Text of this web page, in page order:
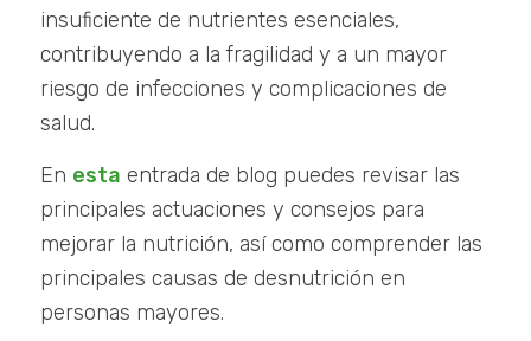
insuficiente de nutrientes esenciales,
contribuyendo a la fragilidad y a un mayor
riesgo de infecciones y complicaciones de
salud.
En esta entrada de blog puedes revisar las
principales actuaciones y consejos para
mejorar la nutrición, así como comprender las
principales causas de desnutrición en
personas mayores.